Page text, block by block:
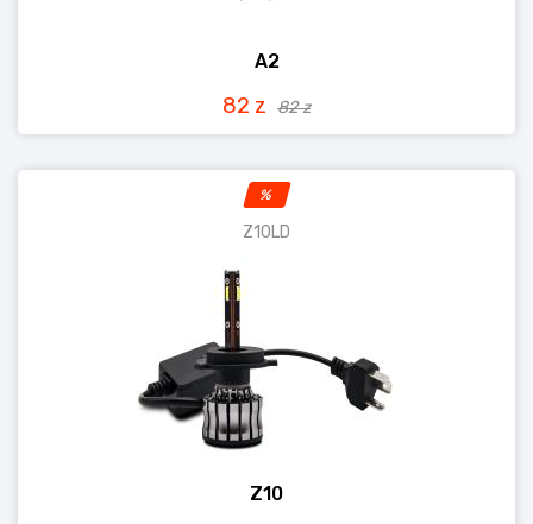
A2
82 z 82 z
%
Z10LD
Z10